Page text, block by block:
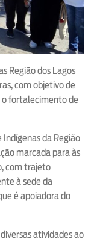
Região dos Lagos
com objetivo de
o fortalecimento de
da Região
marcada para às
com trajeto
à sede da
é apoiadora do
atividades ao